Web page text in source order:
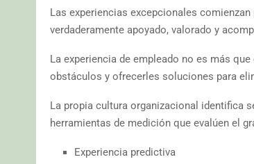
Las experiencias excepcionales
verdaderamente apoyado, valorado y
La experiencia de empleado no es más
obstáculos y ofrecerles soluciones para
La propia cultura organizacional identifica
herramientas de medición que evalúen el
Experiencia predictiva